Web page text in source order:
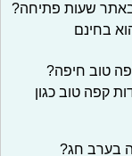
שעות פתיחה?
בחינם
טוב חיפה?
קפה טוב כגון
בערב חג?